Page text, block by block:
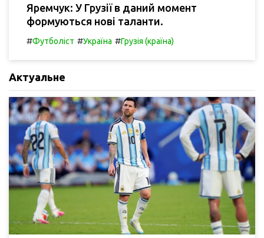
Яремчук: У Грузії в даний момент
формуються нові таланти.
#Футболіст #Україна #Грузія (країна)
Актуальне